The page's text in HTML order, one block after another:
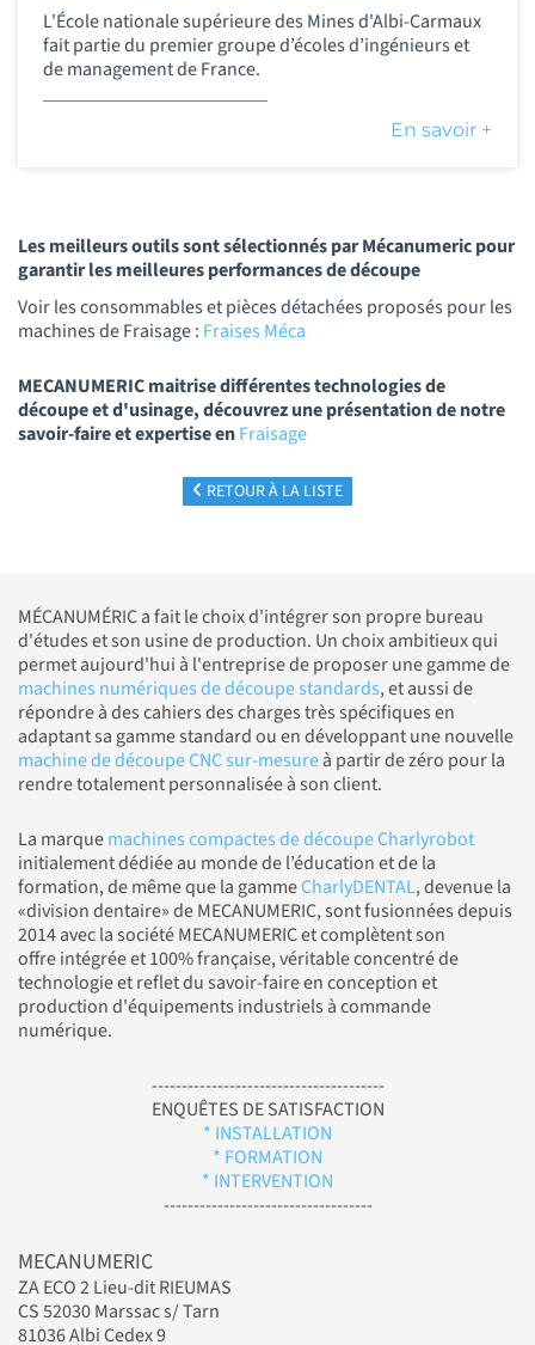
L'École nationale supérieure des Mines d'Albi-Carmaux
fait partie du premier groupe d’écoles d’ingénieurs et
de management de France.
En savoir +
Les meilleurs outils sont sélectionnés par Mécanumeric pour
garantir les meilleures performances de découpe
Voir les consommables et pièces détachées proposés pour les
machines de Fraisage : Fraises Méca
MECANUMERIC maitrise différentes technologies de
découpe et d'usinage, découvrez une présentation de notre
savoir-faire et expertise enFraisage
RETOUR À LA LISTE
MÉCANUMÉRIC a fait le choix d'intégrer son propre bureau
d'études et son usine de production. Un choix ambitieux qui
permet aujourd'hui à l'entreprise de proposer une gamme de
machines numériques de découpe standards, et aussi de
répondre à des cahiers des charges très spécifiques en
adaptant sa gamme standard ou en développant une nouvelle
machine de découpe CNC sur-mesureà partir de zéro pour la
rendre totalement personnalisée à son client.
La marquemachines compactes de découpe Charlyrobot
initialement dédiée au monde de l’éducation et de la
formation, de même que la gammeCharlyDENTAL, devenue la
«division dentaire» de MECANUMERIC, sont fusionnées depuis
2014 avec la société MECANUMERIC et complètent son
offre intégrée et 100% française, véritable concentré de
technologie et reflet du savoir-faire en conception et
production d'équipements industriels à commande
numérique.
---------------------------------------
ENQUÊTES DE SATISFACTION
* INSTALLATION
* FORMATION
* INTERVENTION
-----------------------------------
MECANUMERIC
ZA ECO 2 Lieu-dit RIEUMAS
CS 52030 Marssac s/ Tarn
81036 Albi Cedex 9